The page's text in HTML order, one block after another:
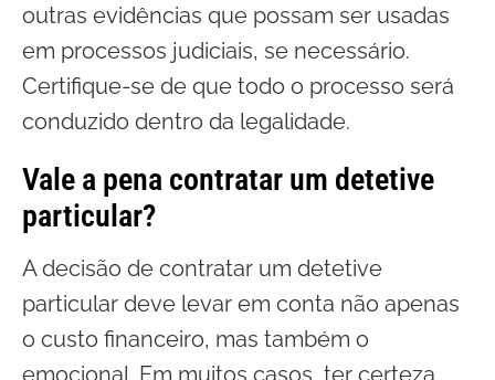
outras evidências que possam ser usadas
em processos judiciais, se necessário.
Certifique-se de que todo o processo será
conduzido dentro da legalidade.
Vale a pena contratar um detetive
particular?
A decisão de contratar um detetive
particular deve levar em conta não apenas
o custo financeiro, mas também o
emocional. Em muitos casos, ter certeza